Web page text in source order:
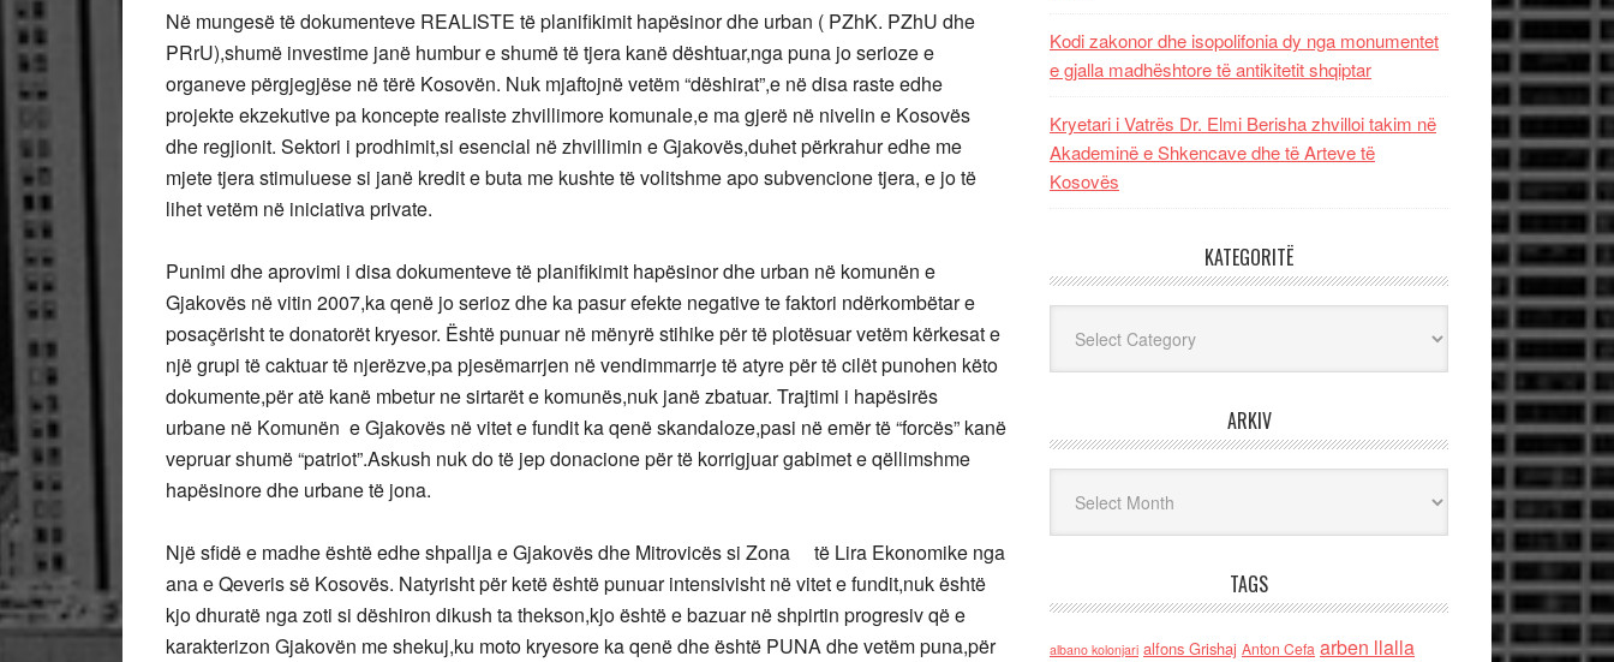
Në mungesë të dokumenteve REALISTE të planifikimit hapësinor dhe urban ( PZhK. PZhU dhe
PRrU),shumë investime janë humbur e shumë të tjera kanë dështuar,nga puna jo serioze e
organeve përgjegjëse në tërë Kosovën. Nuk mjaftojnë vetëm “dëshirat”,e në disa raste edhe
projekte ekzekutive pa koncepte realiste zhvillimore komunale,e ma gjerë në nivelin e Kosovës
dhe regjionit. Sektori i prodhimit,si esencial në zhvillimin e Gjakovës,duhet përkrahur edhe me
mjete tjera stimuluese si janë kredit e buta me kushte të volitshme apo subvencione tjera, e jo të
lihet vetëm në iniciativa private.
Punimi dhe aprovimi i disa dokumenteve të planifikimit hapësinor dhe urban në komunën e
Gjakovës në vitin 2007,ka qenë jo serioz dhe ka pasur efekte negative te faktori ndërkombëtar e
posaçërisht te donatorët kryesor. Është punuar në mënyrë stihike për të plotësuar vetëm kërkesat e
një grupi të caktuar të njerëzve,pa pjesëmarrjen në vendimmarrje të atyre për të cilët punohen këto
dokumente,për atë kanë mbetur ne sirtarët e komunës,nuk janë zbatuar. Trajtimi i hapësirës
urbane në Komunën e Gjakovës në vitet e fundit ka qenë skandaloze,pasi në emër të “forcës” kanë
vepruar shumë “patriot”.Askush nuk do të jep donacione për të korrigjuar gabimet e qëllimshme
hapësinore dhe urbane të jona.
Një sfidë e madhe është edhe shpallja e Gjakovës dhe Mitrovicës si Zona të Lira Ekonomike nga
ana e Qeveris së Kosovës. Natyrisht për ketë është punuar intensivisht në vitet e fundit,nuk është
kjo dhuratë nga zoti si dëshiron dikush ta thekson,kjo është e bazuar në shpirtin progresiv që e
karakterizon Gjakovën me shekuj,ku moto kryesore ka qenë dhe është PUNA dhe vetëm puna,për
Kodi zakonor dhe isopolifonia dy nga monumentet
e gjalla madhështore të antikitetit shqiptar
Kryetari i Vatrës Dr. Elmi Berisha zhvilloi takim në
Akademinë e Shkencave dhe të Arteve të
Kosovës
KATEGORITË
ARKIV
TAGS
albano kolonjari alfons Grishaj Anton Cefa arben llalla